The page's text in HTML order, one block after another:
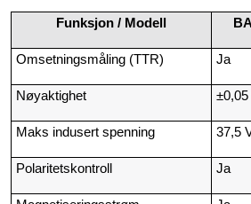
Funksjon / Modell
Omsetningsmåling (TTR) Ja
Nøyaktighet ±0,05
Maks indusert spenning 37,5
Polaritetskontroll Ja